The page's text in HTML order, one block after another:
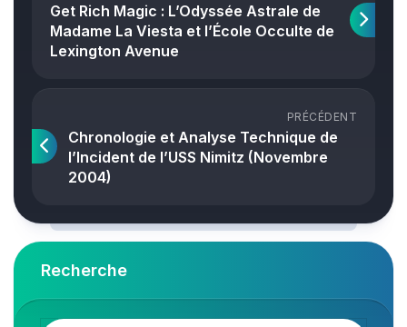
Get Rich Magic : L’Odyssée Astrale de
Madame La Viesta et l’École Occulte de
Lexington Avenue
PRÉCÉDENT
Chronologie et Analyse Technique de
l’Incident de l’USS Nimitz (Novembre
2004)
Recherche